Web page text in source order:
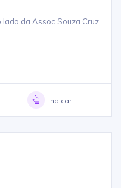
da Assoc Souza Cruz,
Indicar